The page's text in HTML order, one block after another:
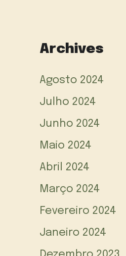
Archives
Agosto 2024
Julho 2024
Junho 2024
Maio 2024
Abril 2024
Março 2024
Fevereiro 2024
Janeiro 2024